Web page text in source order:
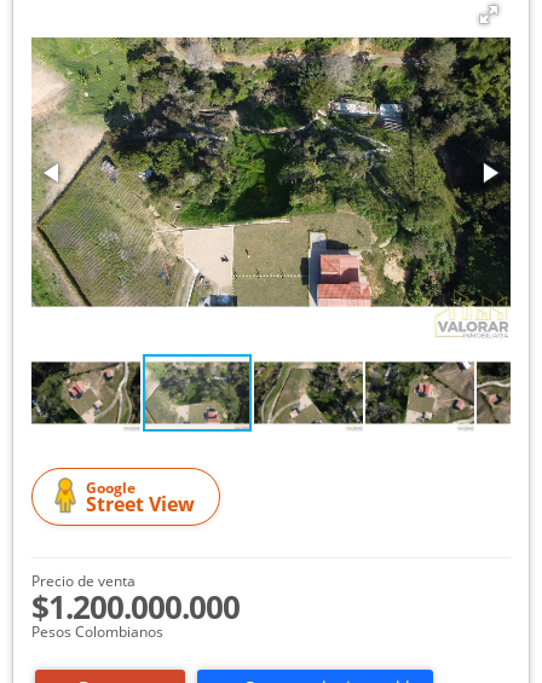
Google
Street View
Precio de venta
$1.200.000.000
Pesos Colombianos